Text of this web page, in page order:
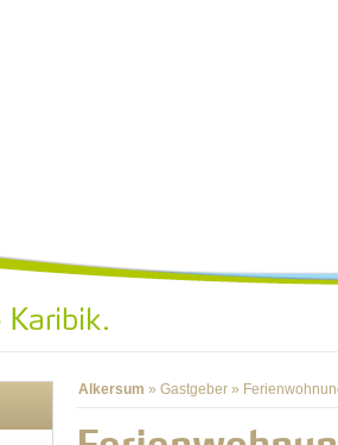
Alkersum » Gastgeber »